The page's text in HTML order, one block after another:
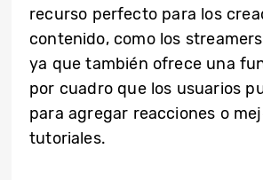
recurso perfecto para los
contenido, como los
ya que también ofrece una
por cuadro que los usuarios
para agregar reacciones o
tutoriales.